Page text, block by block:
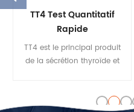
TT4 Test Quantitatif
Rapide
TT4 est le principal produit
de la sécrétion thyroïde et
hypothalamique-pituitaire